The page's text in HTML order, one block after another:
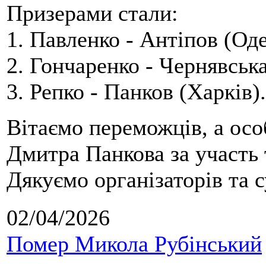
Призерами стали:
1. Павленко - Антіпов
2. Гончаренко -
3. Репко - Панков (Харків).
Вітаємо переможців, а
Дмитра Панкова за
Дякуємо організаторів та
02/04/2026
Помер Микола Рубінський